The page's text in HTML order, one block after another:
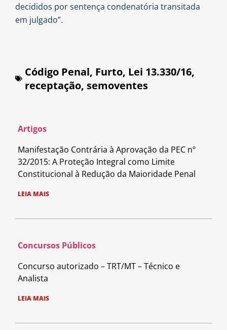
decididos por sentença condenatória transitada
em julgado”.
Código Penal, Furto, Lei 13.330/16,
receptação, semoventes
Artigos
Manifestação Contrária à Aprovação da PEC nº
32/2015: A Proteção Integral como Limite
Constitucional à Redução da Maioridade Penal
LEIA MAIS
Concursos Públicos
Concurso autorizado – TRT/MT – Técnico e
Analista
LEIA MAIS